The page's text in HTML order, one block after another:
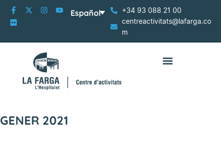
+34 93 088 21 00
centreactivitats@lafarga.co
m
Español
GENER 2021